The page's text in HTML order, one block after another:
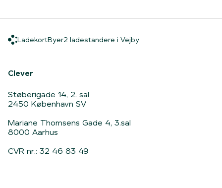
LadekortLadekort
ByerByer
2 ladestandere i Vejby2 ladestandere i Vejby
Clever
Støberigade 14, 2. sal
2450 København SV
Mariane Thomsens Gade 4, 3.sal
8000 Aarhus
CVR nr.: 32 46 83 49